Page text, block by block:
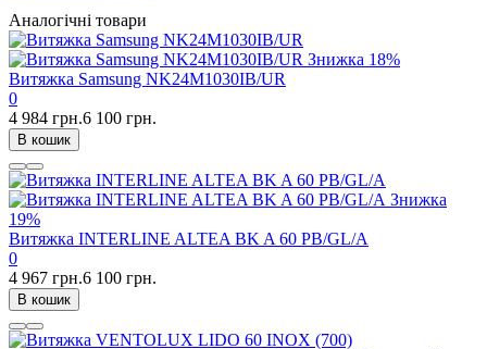
Аналогічні товари
Знижка 18%
Витяжка Samsung NK24M1030IB/UR
0
4 984 грн.6 100 грн.
В кошик
Знижка
19%
Витяжка INTERLINE ALTEA BK A 60 PB/GL/A
0
4 967 грн.6 100 грн.
В кошик